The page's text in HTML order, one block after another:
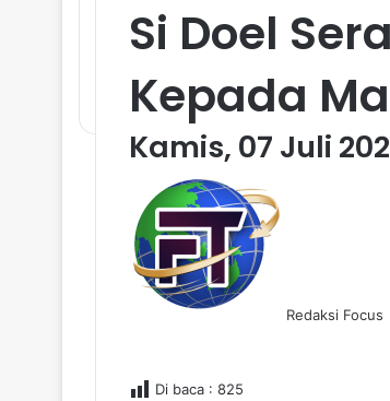
Si Doel
Kepada
Kamis, 07 Juli
Redaksi Focus
Di baca : 825